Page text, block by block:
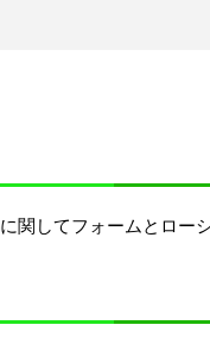
関してフォームとロー